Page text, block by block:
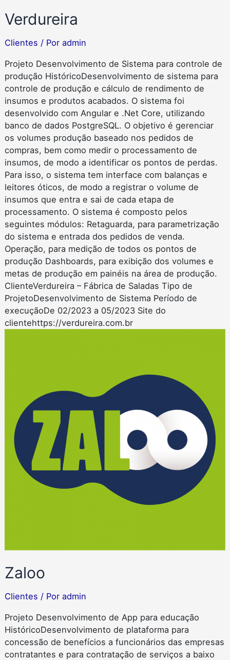
Verdureira
Clientes / Por admin
Projeto Desenvolvimento de Sistema para controle de
produção HistóricoDesenvolvimento de sistema para
controle de produção e cálculo de rendimento de
insumos e produtos acabados. O sistema foi
desenvolvido com Angular e .Net Core, utilizando
banco de dados PostgreSQL. O objetivo é gerenciar
os volumes produção baseado nos pedidos de
compras, bem como medir o processamento de
insumos, de modo a identificar os pontos de perdas.
Para isso, o sistema tem interface com balanças e
leitores óticos, de modo a registrar o volume de
insumos que entra e sai de cada etapa de
processamento. O sistema é composto pelos
seguintes módulos: Retaguarda, para parametrização
do sistema e entrada dos pedidos de venda.
Operação, para medição de todos os pontos de
produção Dashboards, para exibição dos volumes e
metas de produção em painéis na área de produção.
ClienteVerdureira – Fábrica de Saladas Tipo de
ProjetoDesenvolvimento de Sistema Período de
execuçãoDe 02/2023 a 05/2023 Site do
clientehttps://verdureira.com.br
Zaloo
Clientes / Por admin
Projeto Desenvolvimento de App para educação
HistóricoDesenvolvimento de plataforma para
concessão de benefícios a funcionários das empresas
contratantes e para contratação de serviços a baixo